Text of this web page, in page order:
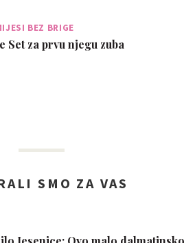
BEZ BRIGE
Set za prvu njegu zuba